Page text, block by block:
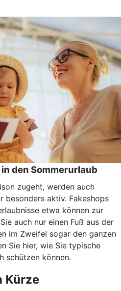
den Sommerurlaub
zugeht, werden auch
besonders aktiv. Fakeshops
etwa können zur
auch nur einen Fuß aus der
im Zweifel sogar den ganzen
Sie hier, wie Sie typische
schützen können.
Kürze